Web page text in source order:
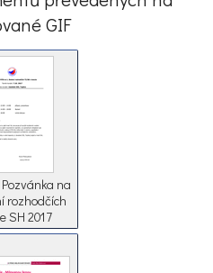
GIF
na
rozhodčích
SH 2017